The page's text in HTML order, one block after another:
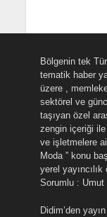
Bölgenin tek
tematik haber
üzere ,
sektörel ve
taşıyan özel
zengin içeriği
ve işletmelere
Moda ” konu
yerel yayıncılık
Sorumlu : Umut
Didim’den